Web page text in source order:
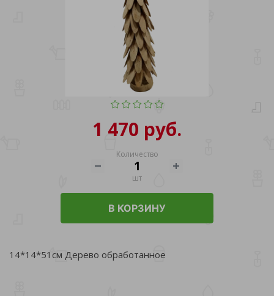
1 470 руб.
Количество
шт
В КОРЗИНУ
14*14*51см Дерево обработанное